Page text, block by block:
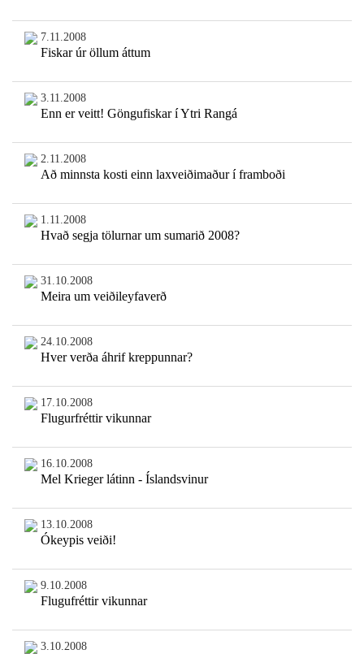
7.11.2008
Fiskar úr öllum áttum
3.11.2008
Enn er veitt! Göngufiskar í Ytri Rangá
2.11.2008
Að minnsta kosti einn laxveiðimaður í framboði
1.11.2008
Hvað segja tölurnar um sumarið 2008?
31.10.2008
Meira um veiðileyfaverð
24.10.2008
Hver verða áhrif kreppunnar?
17.10.2008
Flugurfréttir vikunnar
16.10.2008
Mel Krieger látinn - Íslandsvinur
13.10.2008
Ókeypis veiði!
9.10.2008
Flugufréttir vikunnar
3.10.2008